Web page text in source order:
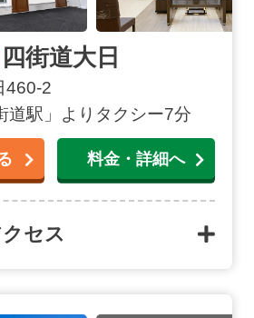
四街道大日
460-2
道駅」よりタクシー7分
料金・詳細へ
セス
へ